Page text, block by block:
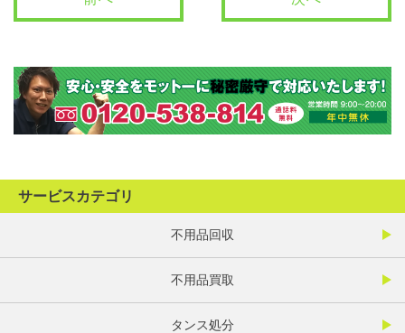
サービスカテゴリ
不用品回収
不用品買取
タンス処分